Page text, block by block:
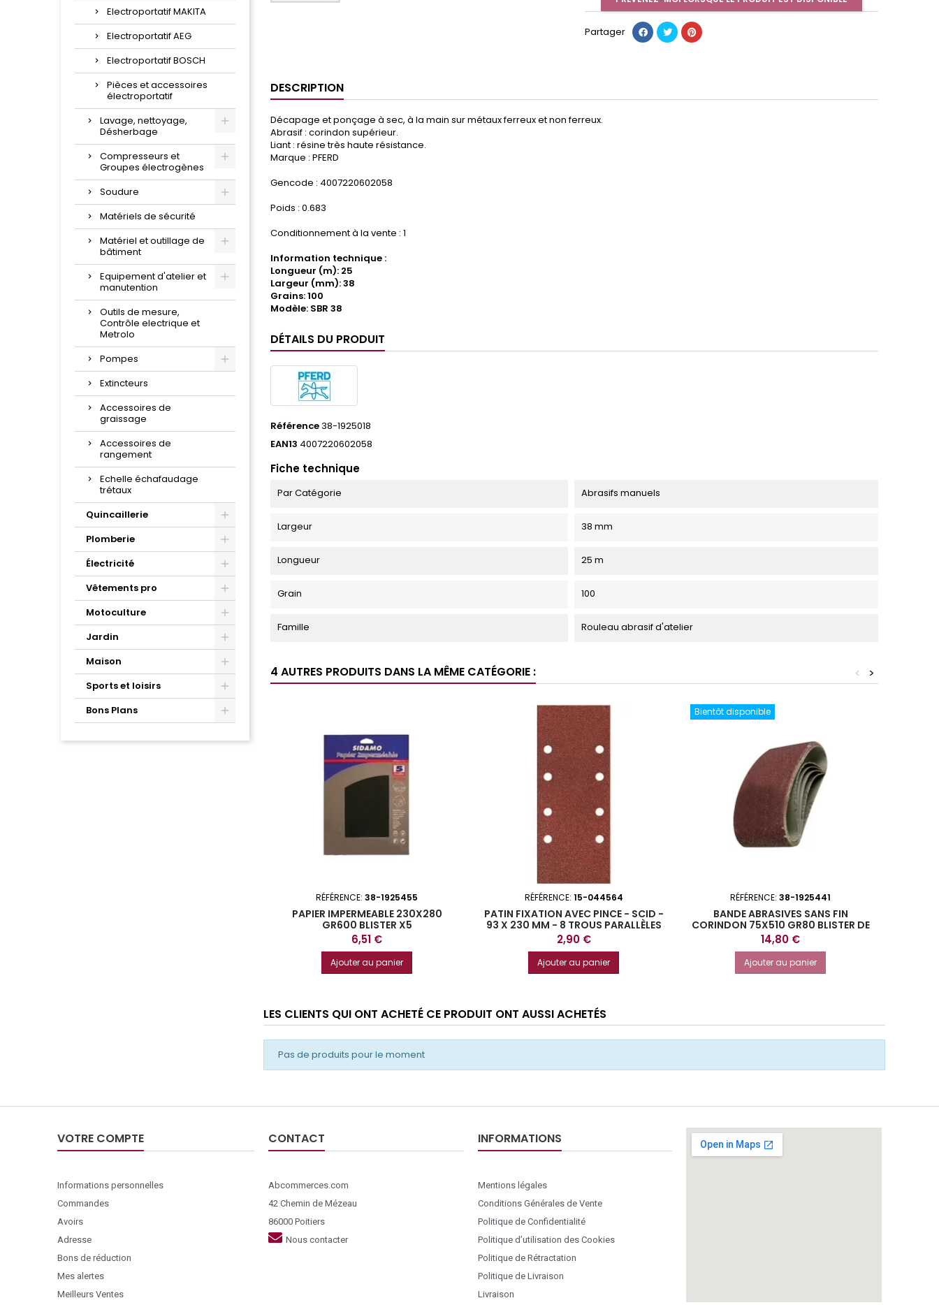
Electroportatif MAKITA
Electroportatif AEG
Electroportatif BOSCH
Pièces et accessoires
électroportatif
Lavage, nettoyage,
Désherbage
Compresseurs et
Groupes électrogènes
Soudure
Matériels de sécurité
Matériel et outillage de
bâtiment
Equipement d'atelier et
manutention
Outils de mesure,
Contrôle electrique et
Metrolo
Pompes
Extincteurs
Accessoires de
graissage
Accessoires de
rangement
Echelle échafaudage
trétaux
Quincaillerie
Plomberie
Électricité
Vêtements pro
Motoculture
Jardin
Maison
Sports et loisirs
Bons Plans
Partager
DESCRIPTION
Décapage et ponçage à sec, à la main sur métaux ferreux et non ferreux.
Abrasif : corindon supérieur.
Liant : résine très haute résistance.
Marque : PFERD
Gencode : 4007220602058
Poids : 0.683
Conditionnement à la vente : 1
Information technique :
Longueur (m): 25
Largeur (mm): 38
Grains: 100
Modèle: SBR 38
DÉTAILS DU PRODUIT
Référence38-1925018
EAN13 4007220602058
Fiche technique
Par Catégorie Abrasifs manuels
Largeur 38 mm
Longueur 25 m
Grain 100
Famille Rouleau abrasif d'atelier
4 AUTRES PRODUITS DANS LA MÊME CATÉGORIE : >
<
RÉFÉRENCE: 38-1925455
PAPIER IMPERMEABLE 230X280
GR600 BLISTER X5
Prix
6,51 €
Ajouter au panier
RÉFÉRENCE: 15-044564
PATIN FIXATION AVEC PINCE - SCID -
93 X 230 MM - 8 TROUS PARALLÈLES
- GRAIN 40, 80, 120 - VENDU PAR 10
Prix
2,90 €
Ajouter au panier
Bientôt disponible
RÉFÉRENCE: 38-1925441
BANDE ABRASIVES SANS FIN
CORINDON 75X510 GR80 BLISTER DE
3
Prix
14,80 €
Ajouter au panier
LES CLIENTS QUI ONT ACHETÉ CE PRODUIT ONT AUSSI ACHETÉS
Pas de produits pour le moment
VOTRE COMPTE
Informations personnelles
Commandes
Avoirs
Adresse
Bons de réduction
Mes alertes
Meilleurs Ventes
CONTACT
Abcommerces.com
42 Chemin de Mézeau
86000 Poitiers
Nous contacter
INFORMATIONS
Mentions légales
Conditions Générales de Vente
Politique de Confidentialité
Politique d’utilisation des Cookies
Politique de Rétractation
Politique de Livraison
Livraison